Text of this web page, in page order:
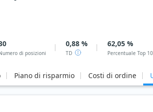
di posizioni
0,88 %
TD
62,05 %
Percentuale Top 10
Piano di risparmio Costi di ordine